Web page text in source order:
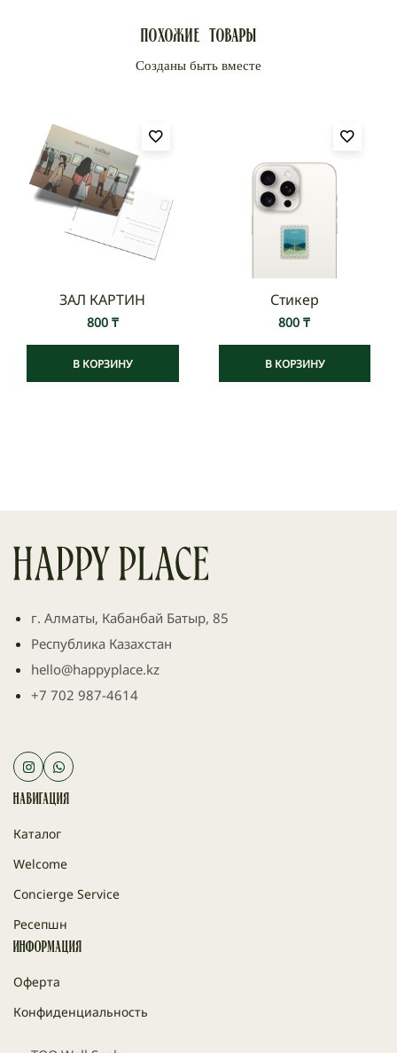
Похожие товары
ЗАЛ КАРТИН
800 ₸
В КОРЗИНУ
Стикер
800₸
В КОРЗИНУ
г. Алматы, Кабанбай Батыр, 85
Республика Казахстан
hello@happyplace.kz
+7 702 987-4614
Навигация
Каталог
Welcome
Concierge Service
Ресепшн
Информация
Оферта
Конфиденциальность